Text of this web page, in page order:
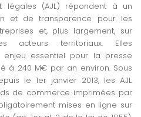
légales (AJL) répondent à un
et de transparence pour les
et, plus largement, sur
acteurs territoriaux. Elles
essentiel pour la presse
à 240 M€ par an environ. Sous
le 1er janvier 2013, les AJL
de commerce imprimées par
mises en ligne sur